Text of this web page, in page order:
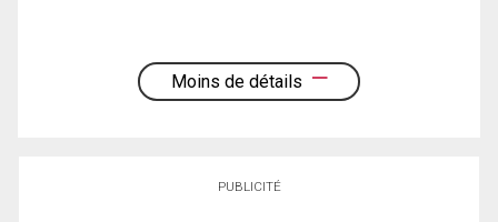
Moins de détails
PUBLICITÉ